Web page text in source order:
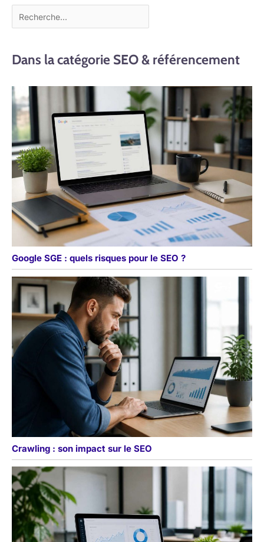
Dans la catégorie SEO & référencement
Google SGE : quels risques pour le SEO ?
Crawling : son impact sur le SEO